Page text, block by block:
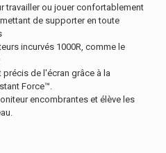
travailler ou jouer confortablement
de supporter en toute
incurvés 1000R, comme le
de l'écran grâce à la
Force™.
encombrantes et élève les